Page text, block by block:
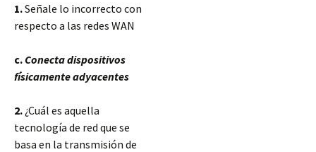
1.Señale lo incorrecto con
respecto a las redes WAN
c. Conecta dispositivos
físicamente adyacentes
2. ¿Cuál es aquella
tecnología de red que se
basa en la transmisión de